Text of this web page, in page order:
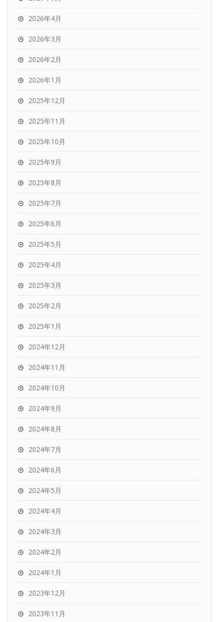
2026年4月
2026年3月
2026年2月
2026年1月
2025年12月
2025年11月
2025年10月
2025年9月
2025年8月
2025年7月
2025年6月
2025年5月
2025年4月
2025年3月
2025年2月
2025年1月
2024年12月
2024年11月
2024年10月
2024年9月
2024年8月
2024年7月
2024年6月
2024年5月
2024年4月
2024年3月
2024年2月
2024年1月
2023年12月
2023年11月